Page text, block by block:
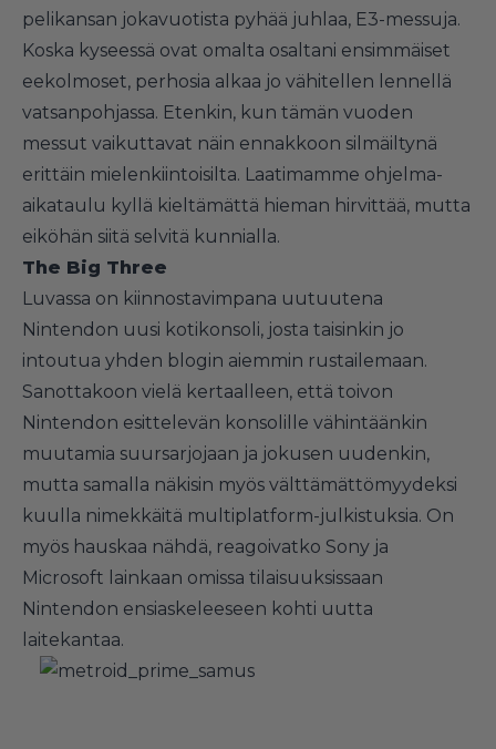
pelikansan jokavuotista pyhää juhlaa, E3-messuja.
Koska kyseessä ovat omalta osaltani ensimmäiset
eekolmoset, perhosia alkaa jo vähitellen lennellä
vatsanpohjassa. Etenkin, kun tämän vuoden
messut vaikuttavat näin ennakkoon silmäiltynä
erittäin mielenkiintoisilta. Laatimamme ohjelma-
aikataulu kyllä kieltämättä hieman hirvittää, mutta
eiköhän siitä selvitä kunnialla.
The Big Three
Luvassa on kiinnostavimpana uutuutena
Nintendon uusi kotikonsoli, josta taisinkin jo
intoutua yhden blogin aiemmin rustailemaan.
Sanottakoon vielä kertaalleen, että toivon
Nintendon esittelevän konsolille vähintäänkin
muutamia suursarjojaan ja jokusen uudenkin,
mutta samalla näkisin myös välttämättömyydeksi
kuulla nimekkäitä multiplatform-julkistuksia. On
myös hauskaa nähdä, reagoivatko Sony ja
Microsoft lainkaan omissa tilaisuuksissaan
Nintendon ensiaskeleeseen kohti uutta
laitekantaa.